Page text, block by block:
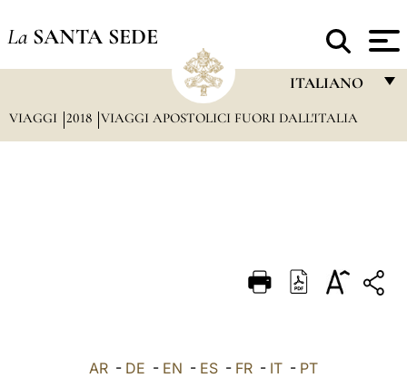
La SANTA SEDE
ITALIANO
FRANÇAIS
DEUTSCH
العربيّة
VIAGGI 2018 VIAGGI APOSTOLICI FUORI DALL'ITALIA
AR - DE - EN - ES - FR - IT - PT